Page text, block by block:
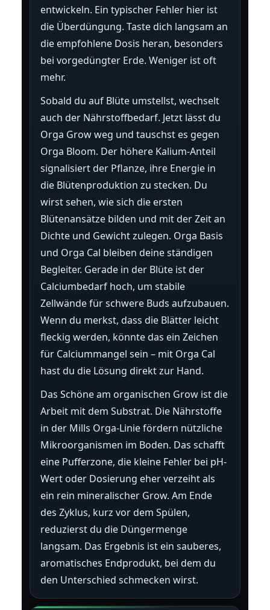
entwickeln. Ein typischer Fehler hier ist
die Überdüngung. Taste dich langsam an
die empfohlene Dosis heran, besonders
bei vorgedüngter Erde. Weniger ist oft
mehr.
Sobald du auf Blüte umstellst, wechselt
auch der Nährstoffbedarf. Jetzt lässt du
Orga Grow weg und tauschst es gegen
Orga Bloom. Der höhere Kalium-Anteil
signalisiert der Pflanze, ihre Energie in
die Blütenproduktion zu stecken. Du
wirst sehen, wie sich die ersten
Blütenansätze bilden und mit der Zeit an
Dichte und Gewicht zulegen. Orga Basis
und Orga Cal bleiben deine ständigen
Begleiter. Gerade in der Blüte ist der
Calciumbedarf hoch, um stabile
Zellwände für schwere Buds aufzubauen.
Wenn du merkst, dass die Blätter leicht
fleckig werden, könnte das ein Zeichen
für Calciummangel sein – mit Orga Cal
hast du die Lösung direkt zur Hand.
Das Schöne am organischen Grow ist die
Arbeit mit dem Substrat. Die Nährstoffe
in der Mills Orga-Linie fördern nützliche
Mikroorganismen im Boden. Das schafft
eine Pufferzone, die kleine Fehler bei pH-
Wert oder Dosierung eher verzeiht als
ein rein mineralischer Grow. Am Ende
des Zyklus, kurz vor dem Spülen,
reduzierst du die Düngermenge
langsam. Das Ergebnis ist ein sauberes,
aromatisches Endprodukt, bei dem du
den Unterschied schmecken wirst.